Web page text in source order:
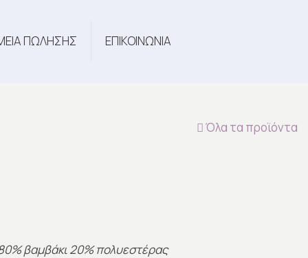
ΠΩΛΗΣΗΣ ΕΠΙΚΟΙΝΩΝΙΑ
Όλα τα προϊόντα
βαμβάκι 20% πολυεστέρας